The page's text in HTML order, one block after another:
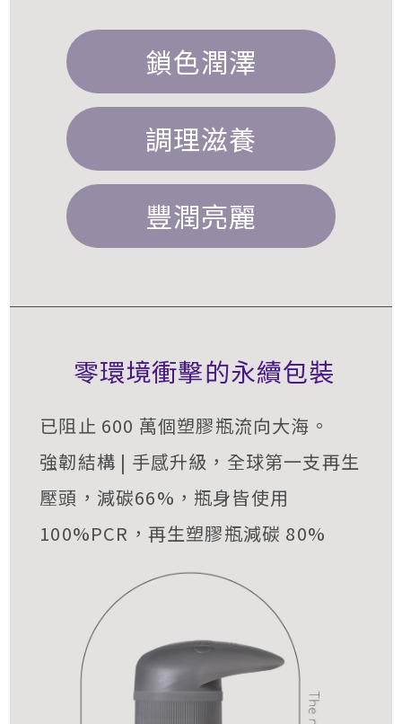
鎖色潤澤
調理滋養
豐潤亮麗
零環境衝擊的永續包裝
已阻止 600 萬個塑膠瓶流向大海。
強韌結構 | 手感升級，全球第一支再生
壓頭，減碳66%，瓶身皆使用
100%PCR，再生塑膠瓶減碳 80%